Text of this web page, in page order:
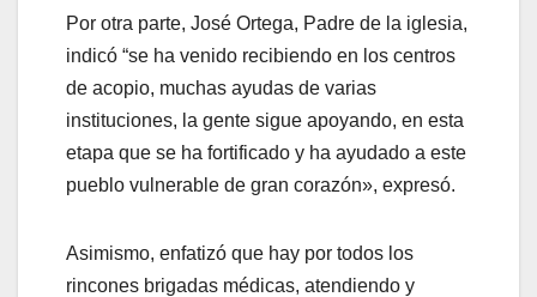
Por otra parte, José Ortega, Padre de la iglesia,
indicó “se ha venido recibiendo en los centros
de acopio, muchas ayudas de varias
instituciones, la gente sigue apoyando, en esta
etapa que se ha fortificado y ha ayudado a este
pueblo vulnerable de gran corazón», expresó.
Asimismo, enfatizó que hay por todos los
rincones brigadas médicas, atendiendo y